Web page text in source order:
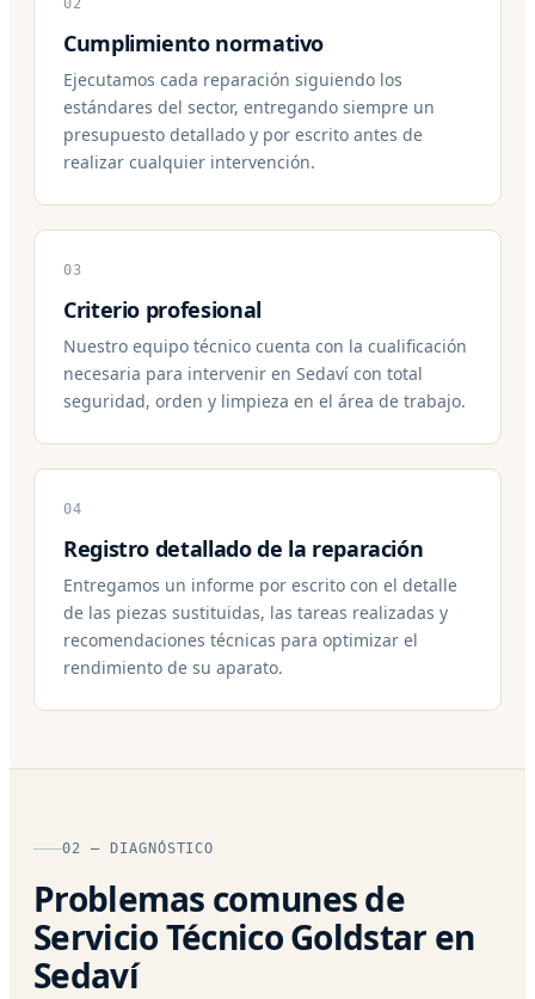
Cumplimiento normativo
Ejecutamos cada reparación siguiendo los
estándares del sector, entregando siempre un
presupuesto detallado y por escrito antes de
realizar cualquier intervención.
03
Criterio profesional
Nuestro equipo técnico cuenta con la cualificación
necesaria para intervenir en Sedaví con total
seguridad, orden y limpieza en el área de trabajo.
04
Registro detallado de la reparación
Entregamos un informe por escrito con el detalle
de las piezas sustituidas, las tareas realizadas y
recomendaciones técnicas para optimizar el
rendimiento de su aparato.
02 — DIAGNÓSTICO
Problemas comunes de
Servicio Técnico Goldstar en
Sedaví